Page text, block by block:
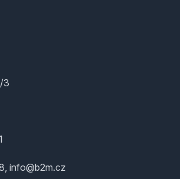
3
info@b2m.cz